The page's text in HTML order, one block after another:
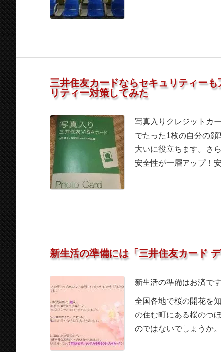
三井住友カードならセキュリティー
リティー対策してみた
写真入りクレジットカ
でたった1枚の自分の
大いに役立ちます。さ
安全性が一層アップ！
新生活の準備には「三井住友カード
新生活の準備はお済で
全国各地で桜の開花を
の住む町にある桜のつ
のではないでしょうか